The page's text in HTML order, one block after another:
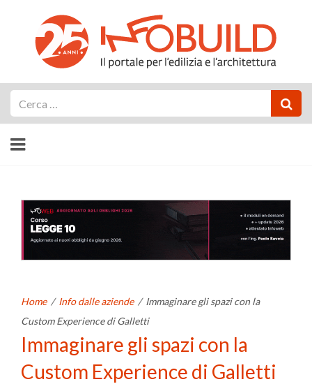
Home / Info dalle aziende / Immaginare gli spazi con la
Custom Experience di Galletti
Immaginare gli spazi con la
Custom Experience di Galletti